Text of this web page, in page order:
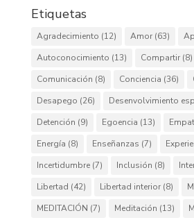
Etiquetas
Agradecimiento (12) Amor(63)
Autoconocimiento (13) Compartir(8)
Comunicación (8) Conciencia (36)
Desapego (26) Desenvolvimiento
Detención (9) Egoencia (13)
Energía (8) Enseñanzas (7)
Incertidumbre(7) Inclusión (8)
Libertad (42) Libertad interior(8)
MEDITACIÓN (7) Meditación (13)